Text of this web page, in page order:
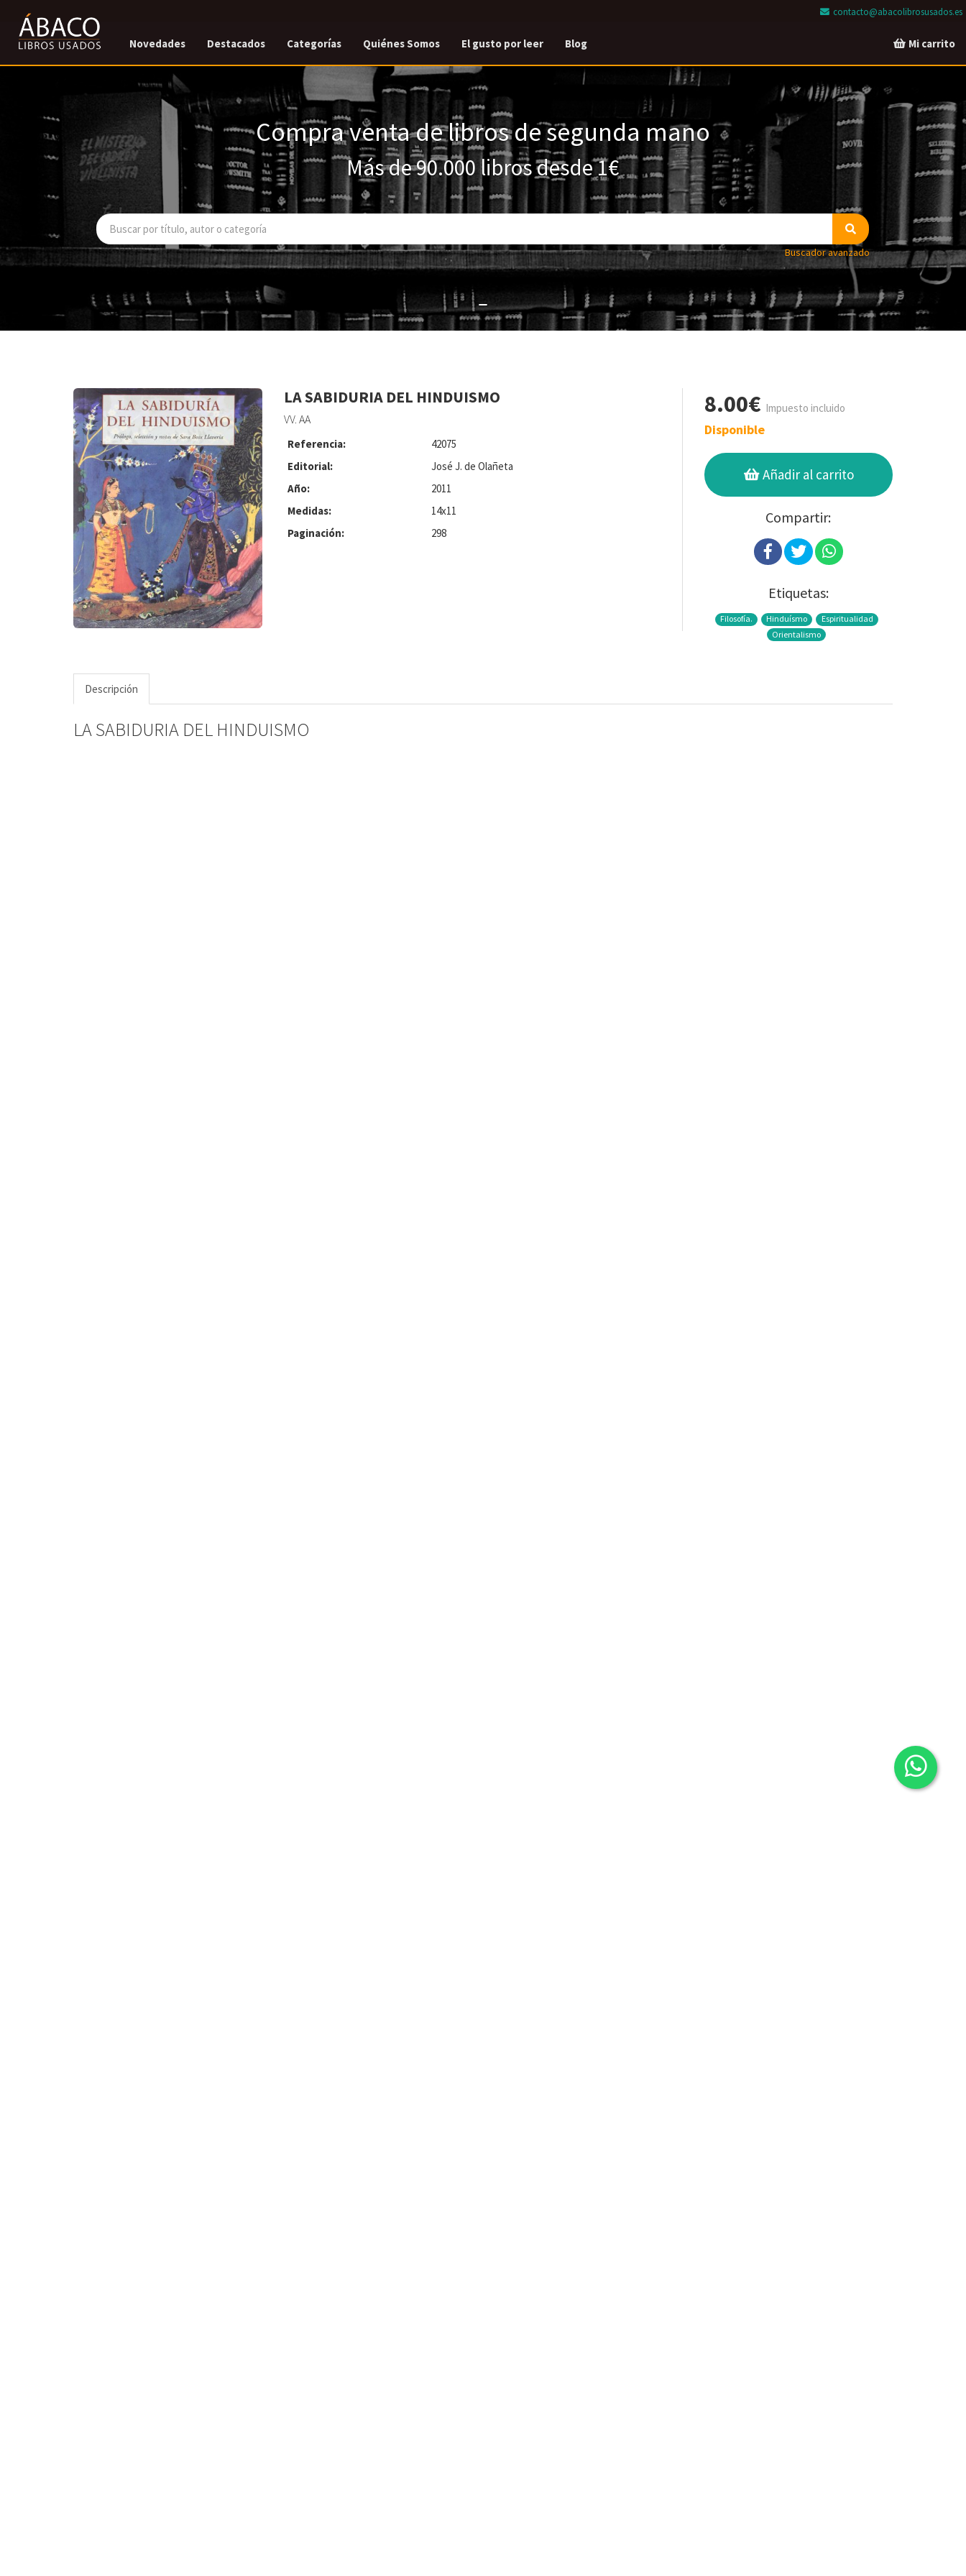
contacto@abacolibrosusados.es
Novedades Destacados Categorías Quiénes Somos El gusto por leer Blog Mi carrito
Compra venta de libros de segunda mano
Más de 90.000 libros desde 1€
Buscador avanzado
LA SABIDURIA DEL HINDUISMO
VV. AA
Referencia:
42075
Editorial:
José J. de Olañeta
Año:
2011
Medidas:
14x11
Paginación:
298
8.00€ Impuesto incluido
Disponible
Añadir al carrito
Compartir:
Etiquetas:
Filosofía. Hinduísmo
Espiritualidad
Orientalismo
Descripción
LA SABIDURIA DEL HINDUISMO